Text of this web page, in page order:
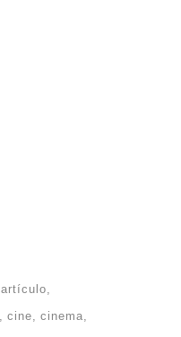
artículo
cine
cinema